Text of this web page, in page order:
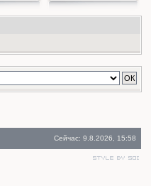
Сейчас: 9.8.2026, 15:58